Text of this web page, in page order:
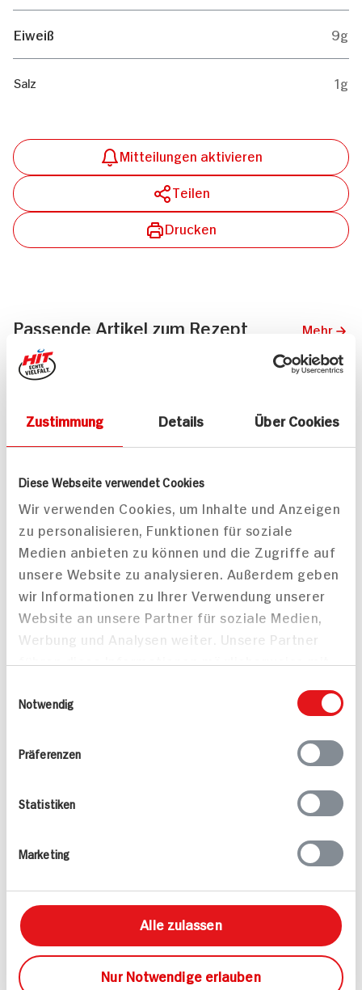
Zustimmung Details Über Cookies
Diese Webseite verwendet Cookies
Wir verwenden Cookies, um Inhalte und Anzeigen
zu personalisieren, Funktionen für soziale
Medien anbieten zu können und die Zugriffe auf
unsere Website zu analysieren. Außerdem geben
wir Informationen zu Ihrer Verwendung unserer
Website an unsere Partner für soziale Medien,
Werbung und Analysen weiter. Unsere Partner
bereitgestellt haben oder die sie im Rahmen
Notwendig
Präferenzen
Statistiken
Marketing
Alle zulassen
Nur Notwendige erlauben
Eiweiß 9g
Salz 1g
Mitteilungen aktivieren
Teilen
Drucken
Passende Artikel zum Rezept Mehr
Spaghettini
DISCOUNT
PREIS
1.99
Spaghettini N°11
AKTUELLEN
TAGES-
PREIS
Mehr anzeigen
Alle Rezepte Mehr
15 min
Leicht
1.043 kcal p. Portion
Leicht